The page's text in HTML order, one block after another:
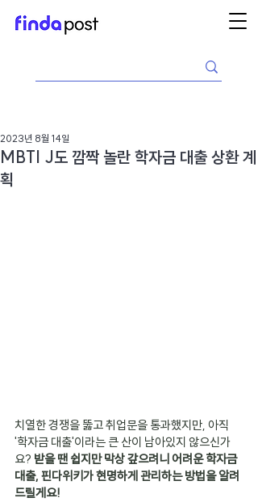
MBTI J도 깜짝 놀란 학자금 대출 상환 계
획
2023년 8월 14일
치열한 경쟁을 뚫고 취업문을 통과했지만, 아직
'학자금 대출'이라는 큰 산이 남아있지 않으신가
요? 받을 땐 쉽지만 막상 갚으려니 어려운 학자금
대출, 핀다위키가 현명하게 관리하는 방법을 알려
드릴게요!